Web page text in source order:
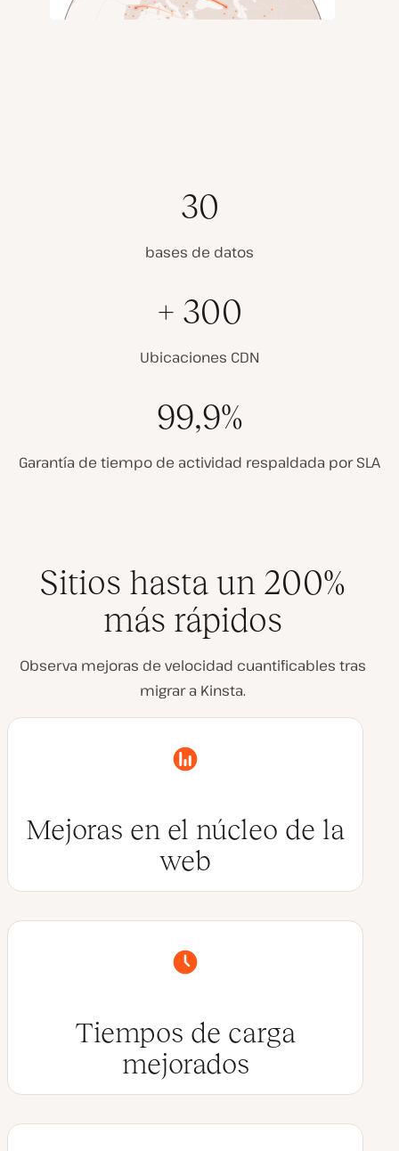
30
bases de datos
+ 300
Ubicaciones CDN
99,9%
Garantía de tiempo de actividad respaldada por SLA
Sitios hasta un 200%
más rápidos
Observa mejoras de velocidad cuantificables tras
migrar a Kinsta.
Mejoras en el núcleo de la
web
Tiempos de carga
mejorados